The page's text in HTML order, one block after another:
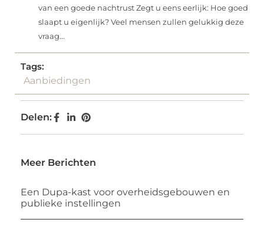
van een goede nachtrust Zegt u eens eerlijk: Hoe goed
slaapt u eigenlijk? Veel mensen zullen gelukkig deze
vraag...
Tags:
Aanbiedingen
Delen:
Meer Berichten
Een Dupa-kast voor overheidsgebouwen en
publieke instellingen